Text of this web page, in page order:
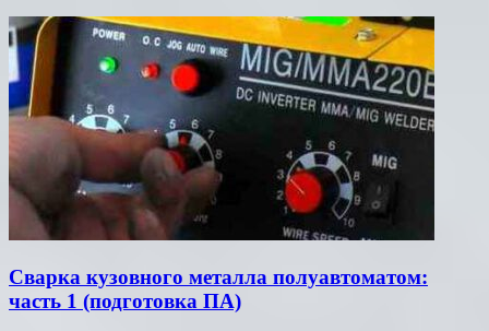
Сварка кузовного металла полуавтоматом:
часть 1 (подготовка ПА)